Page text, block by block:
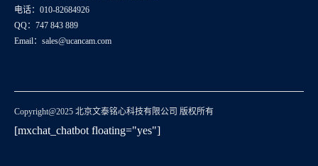
电话：010-82684926
QQ：747 843 889
Email：sales@ucancam.com
Copyright@2025 北京文泰铭心科技有限公司 版权所有
[mxchat_chatbot floating="yes"]